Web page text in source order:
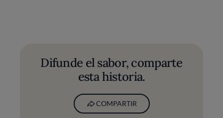
Difunde el sabor, comparte
esta historia.
COMPARTIR